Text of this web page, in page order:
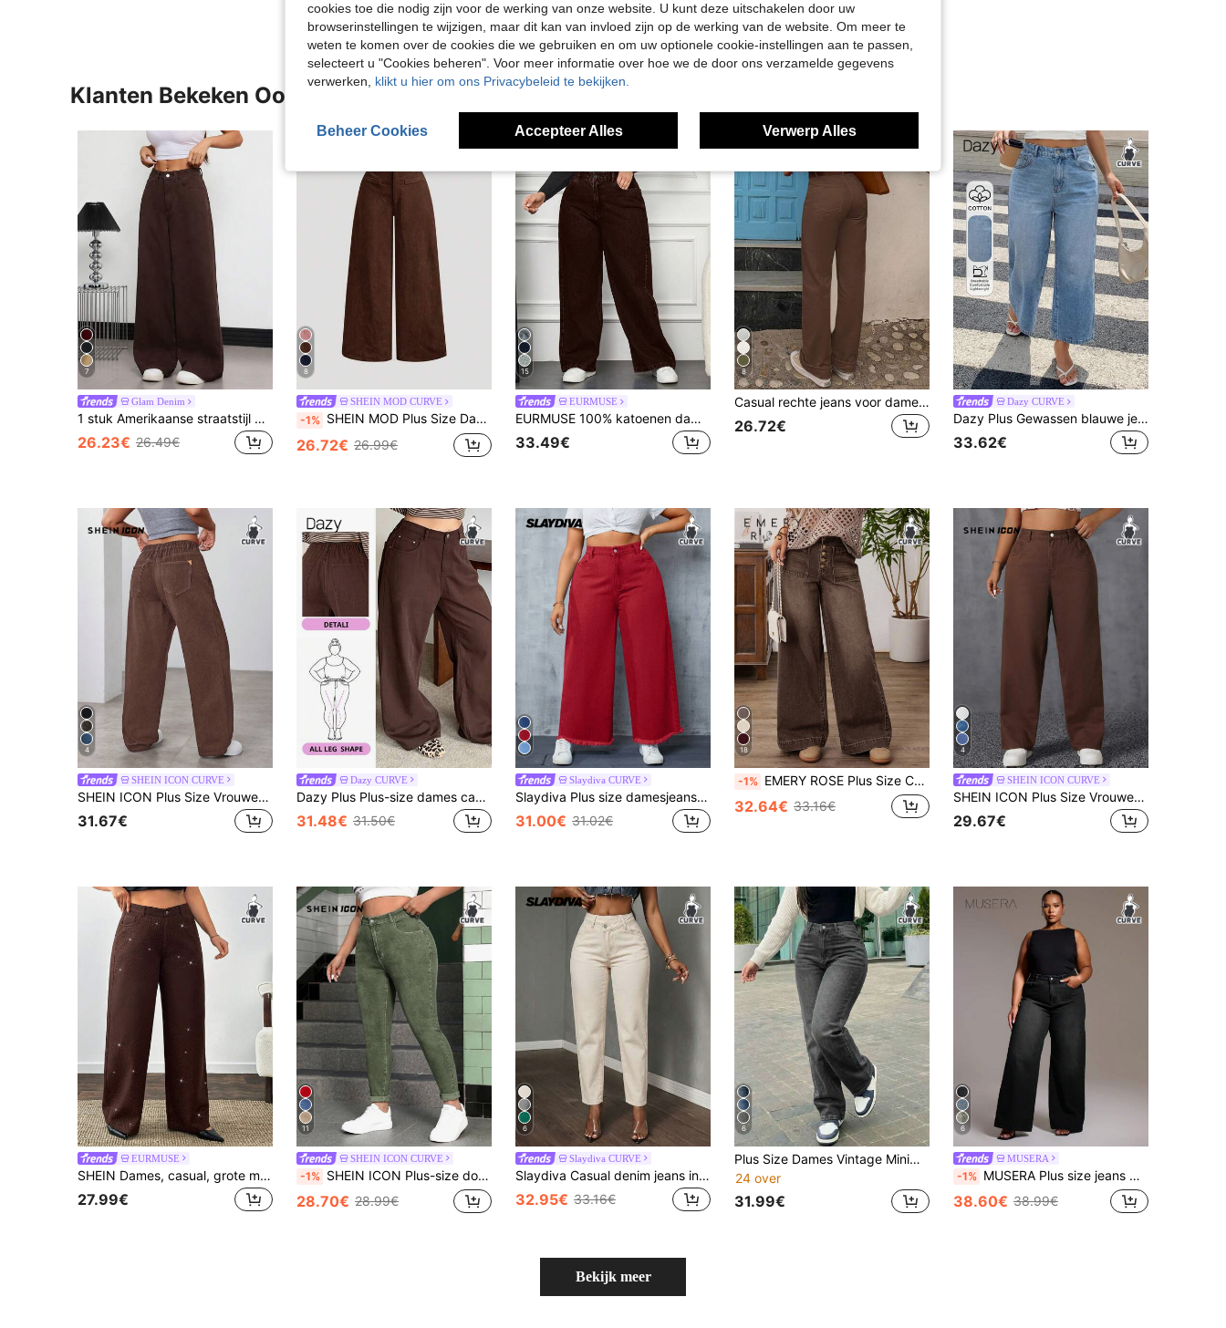
Klanten Bekeken Ook
7
Glam Denim
1 stuk Amerikaanse straatstijl minimalistische dames losse wijde broek casual denim jeans lange broek voor alle seizoenen herfst
26.23€ 26.49€
8
SHEIN MOD CURVE
-1% SHEIN MOD Plus Size Dames Effen Vintage Eenvoudige Dagelijkse Corduroy Geribbelde Broek, Koffiebruine Broek, Wijde Pijpen Damesbroek
26.72€ 26.99€
15
EURMUSE
EURMUSE 100% katoenen damesjeans met rechte pijpen in grote maten, zwart
33.49€
8
Casual rechte jeans voor dames, lente en herfst
26.72€
Dazy CURVE
Dazy Plus Gewassen blauwe jeans met een verwassen look, relaxte rechte pijpen en lange pijpen, veelzijdig in grote maten voor de lente/zomer.
33.62€
4
SHEIN ICON CURVE
SHEIN ICON Plus Size Vrouwen Casual Effen Kleur Losse Wijde Pijpen Boyfriend Jeans
31.67€
Dazy CURVE
Dazy Plus Plus-size dames casual losse taille effen kleur lange rechte pijp jeans, alle seizoenen
31.48€ 31.50€
Slaydiva CURVE
Slaydiva Plus size damesjeans met zakken, wijde pijpen, losse pasvorm, casual, veelzijdig, lente, voor dames, festival
31.00€ 31.02€
18
-1% EMERY ROSE Plus Size Casual Everyday Washed Button Fly Wide Leg Jeans, Herfst
32.64€ 33.16€
4
SHEIN ICON CURVE
SHEIN ICON Plus Size Vrouwen Effen Eenvoudige Alledaagse Boyfriend Jeans
29.67€
EURMUSE
SHEIN Dames, casual, grote maten, bruin, natuurlijke en elastische taille, zakken en knopen, ritssluiting, comfortabel en katoen, strassdetails, wijde pijpen, spijkerbroek, jeans
27.99€
11
SHEIN ICON CURVE
-1% SHEIN ICON Plus-size donker gewassen skinny jeans met hoge stretch, zomeroutfits voor vrouwen, festivaloutfits, casual jeans
28.70€ 28.99€
6
Slaydiva CURVE
Slaydiva Casual denim jeans in effen kleur, plus size
32.95€ 33.16€
6
Plus Size Dames Vintage Minimalistische Elastische Taille Casual Losse Rechte Pijpen Denim Jeans Herfst
24 over
31.99€
6
MUSERA
-1% MUSERA Plus size jeans met hoge taille en verwassen look voor streetwear, streetstyle, casual, coole meidenstijl, Y2K, jaren 2000 stijl, winter
38.60€ 38.99€
Bekijk meer
cookies toe die nodig zijn voor de werking van onze website. U kunt deze uitschakelen door uw
browserinstellingen te wijzigen, maar dit kan van invloed zijn op de werking van de website. Om meer te
weten te komen over de cookies die we gebruiken en om uw optionele cookie-instellingen aan te passen,
selecteert u "Cookies beheren". Voor meer informatie over hoe we de door ons verzamelde gegevens
verwerken, klikt u hier om ons Privacybeleid te bekijken.
Beheer Cookies Accepteer Alles Verwerp Alles